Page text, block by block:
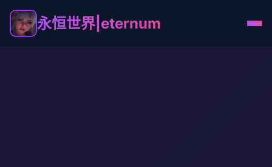
永恒世界|eternum